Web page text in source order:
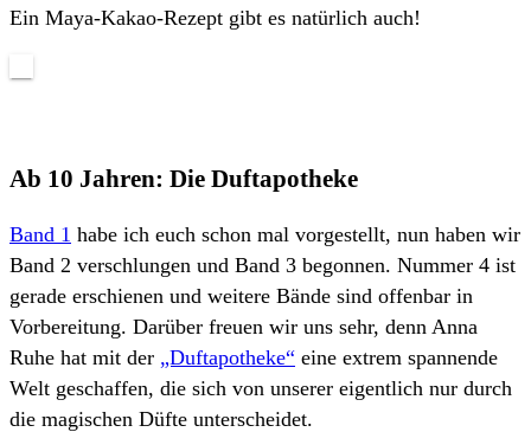
Ein Maya-Kakao-Rezept gibt es natürlich auch!
Ab 10 Jahren: Die Duftapotheke
Band 1 habe ich euch schon mal vorgestellt, nun haben wir
Band 2 verschlungen und Band 3 begonnen. Nummer 4 ist
gerade erschienen und weitere Bände sind offenbar in
Vorbereitung. Darüber freuen wir uns sehr, denn Anna
Ruhe hat mit der „Duftapotheke“ eine extrem spannende
Welt geschaffen, die sich von unserer eigentlich nur durch
die magischen Düfte unterscheidet.